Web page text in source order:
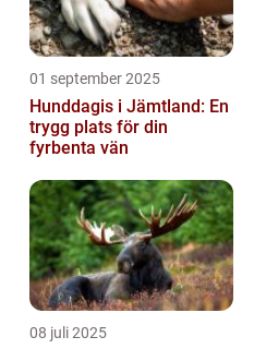
01 september 2025
Hunddagis i Jämtland: En
trygg plats för din
fyrbenta vän
08 juli 2025